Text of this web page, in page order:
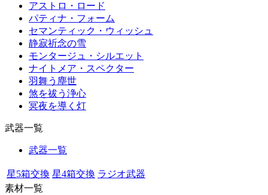
アストロ・ロード
パティナ・フォーム
セマンティック・ウィッシュ
静寂祈念の雪
モンタージュ・シルエット
ナイトメア・スペクター
羽舞う塵世
煞を祓う浄心
冥夜を導く灯
武器一覧
武器一覧
星5箱交換 星4箱交換 ラジオ武器
素材一覧